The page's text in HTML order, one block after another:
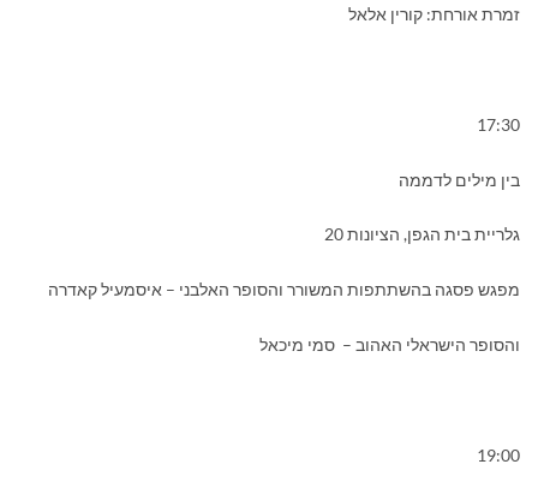
זמרת אורחת: קורין אלאל
17:30
בין מילים לדממה
גלריית בית הגפן, הציונות 20
מפגש פסגה בהשתתפות המשורר והסופר האלבני – איסמעיל קאדרה
והסופר הישראלי האהוב – סמי מיכאל
19:00